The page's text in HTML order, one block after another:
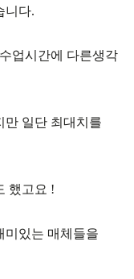
니다.
업시간에 다른생각
만 일단 최대치를
했고요 !
미있는 매체들을